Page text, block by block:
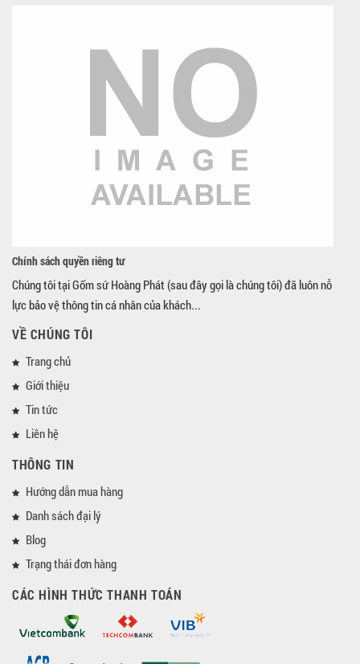
Chính sách quyền riêng tư
Chúng tôi tại Gốm sứ Hoàng Phát (sau đây gọi là chúng tôi) đã luôn nỗ
lực bảo vệ thông tin cá nhân của khách...
VỀ CHÚNG TÔI
Trang chủ
Giới thiệu
Tin tức
Liên hệ
THÔNG TIN
Hướng dẫn mua hàng
Danh sách đại lý
Blog
Trạng thái đơn hàng
CÁC HÌNH THỨC THANH TOÁN